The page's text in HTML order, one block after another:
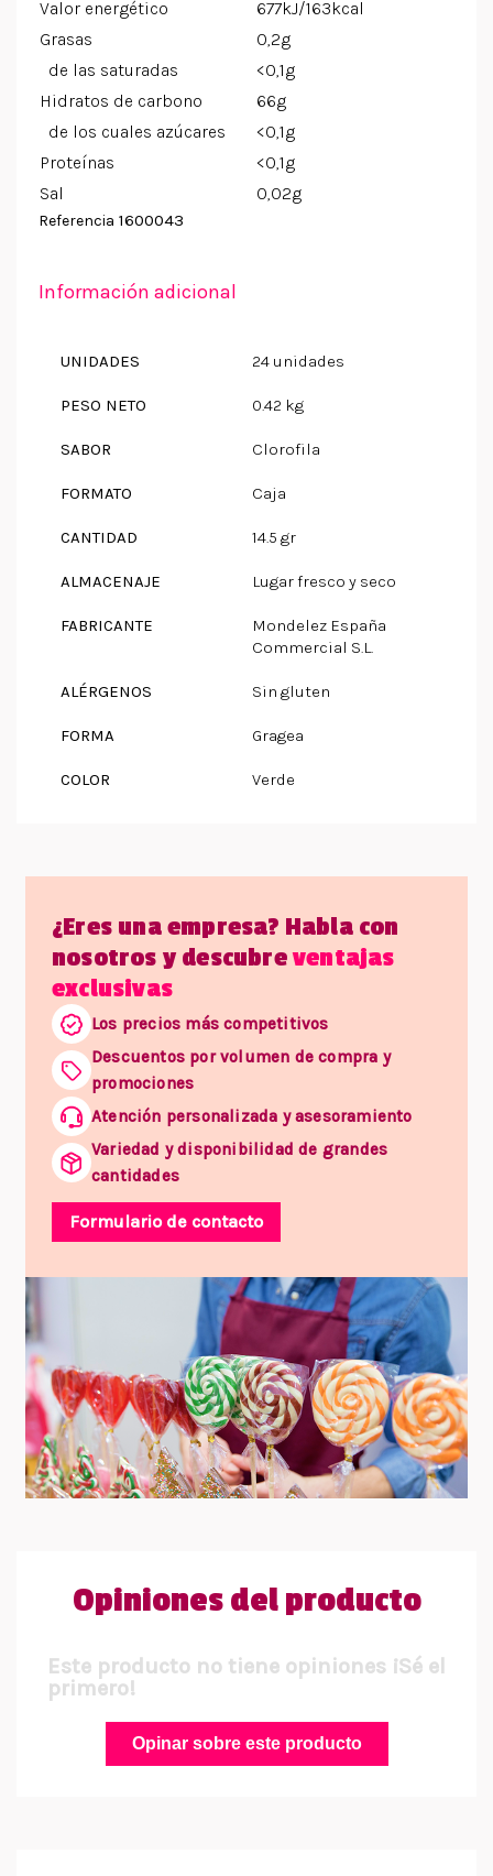
Valor energético
677kJ/163kcal
Grasas
0,2g
de las saturadas
<0,1g
Hidratos de carbono
66g
de los cuales azúcares
<0,1g
Proteínas
<0,1g
Sal
0,02g
Referencia 1600043
Información adicional
UNIDADES 24 unidades
PESO NETO 0.42 kg
SABOR Clorofila
FORMATO Caja
CANTIDAD 14.5 gr
ALMACENAJE Lugar fresco y seco
FABRICANTE
Mondelez España
Commercial S.L.
ALÉRGENOS Sin gluten
FORMA Gragea
COLOR Verde
¿Eres una empresa? Habla con
nosotros y descubreventajas
exclusivas
Los precios más competitivos
Descuentos por volumen de compra y
promociones
Atención personalizada y asesoramiento
Variedad y disponibilidad de grandes
cantidades
Formulario de contacto
Opiniones del producto
Este producto no tiene opiniones ¡Sé el
primero!
Opinar sobre este producto